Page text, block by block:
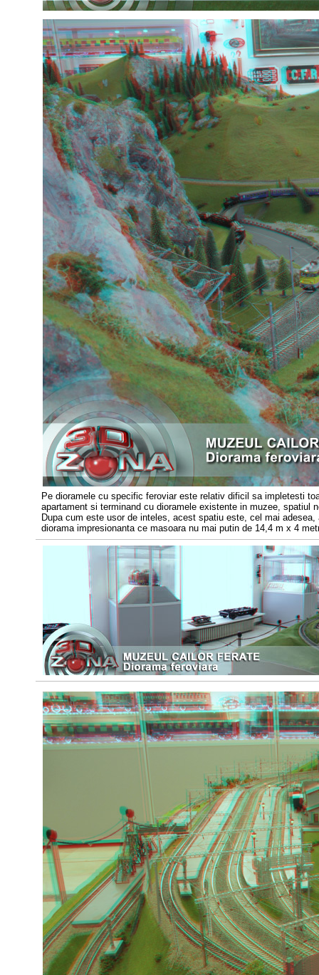
Pe dioramele cu specific feroviar este relativ dificil sa impletesti
apartament si terminand cu dioramele existente in muzee, spatiul
Dupa cum este usor de inteles, acest spatiu este, cel mai
diorama impresionanta ce masoara nu mai putin de 14,4 m x 4